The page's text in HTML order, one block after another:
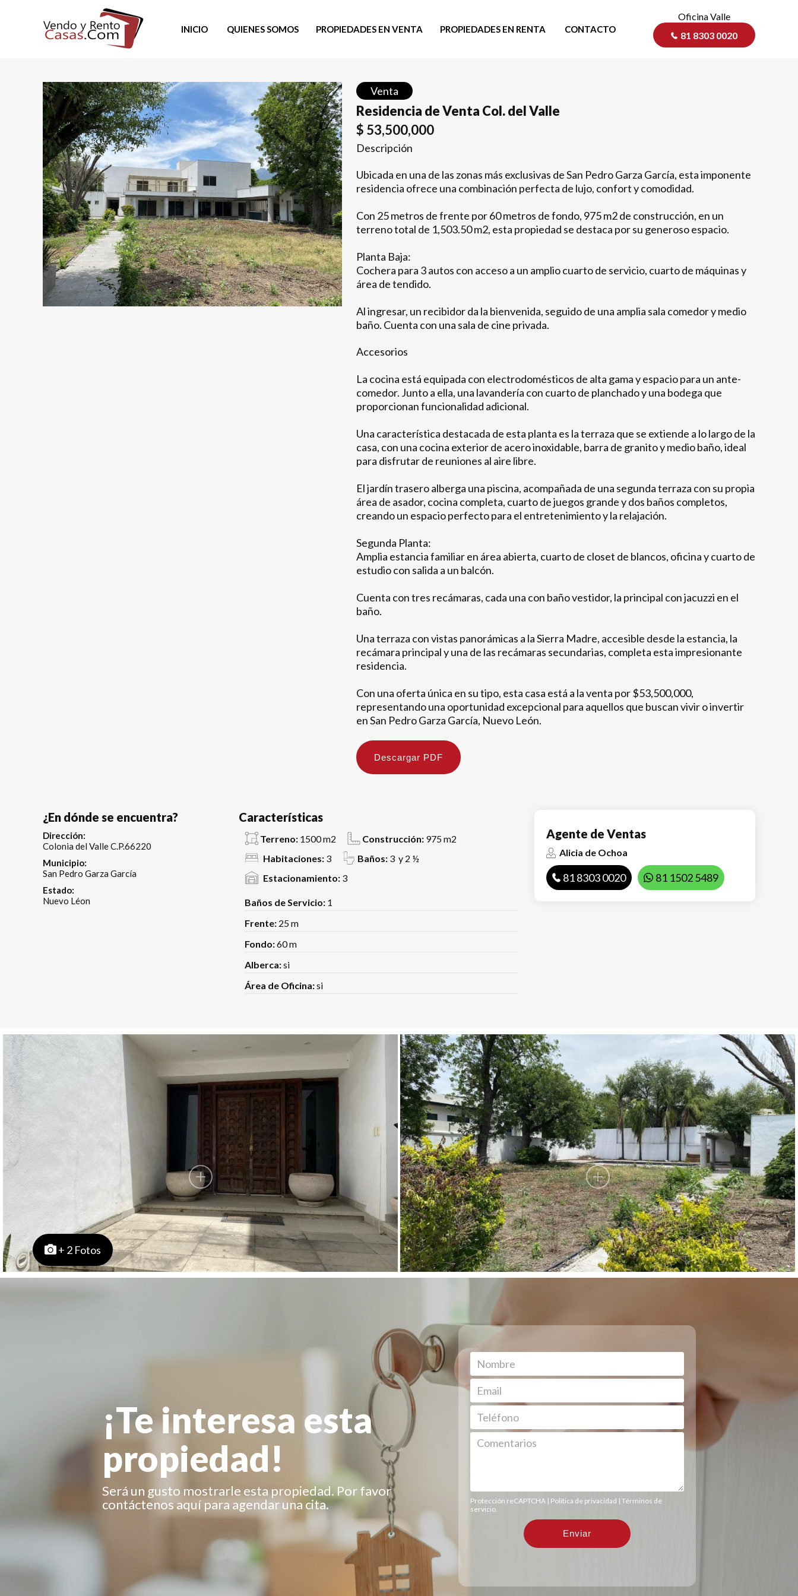
INICIO QUIENES SOMOS PROPIEDADES EN VENTA PROPIEDADES EN RENTA CONTACTO
Oficina Valle
81 8303 0020
Venta
Residencia de Venta Col. del Valle
$ 53,500,000
Descripción
Ubicada en una de las zonas más exclusivas de San Pedro Garza García, esta imponente
residencia ofrece una combinación perfecta de lujo, confort y comodidad.
Con 25 metros de frente por 60 metros de fondo, 975 m2 de construcción, en un
terreno total de 1,503.50 m2, esta propiedad se destaca por su generoso espacio.
Planta Baja:
Cochera para 3 autos con acceso a un amplio cuarto de servicio, cuarto de máquinas y
área de tendido.
Al ingresar, un recibidor da la bienvenida, seguido de una amplia sala comedor y medio
baño. Cuenta con una sala de cine privada.
Accesorios
La cocina está equipada con electrodomésticos de alta gama y espacio para un ante-
comedor. Junto a ella, una lavandería con cuarto de planchado y una bodega que
proporcionan funcionalidad adicional.
Una característica destacada de esta planta es la terraza que se extiende a lo largo de la
casa, con una cocina exterior de acero inoxidable, barra de granito y medio baño, ideal
para disfrutar de reuniones al aire libre.
El jardín trasero alberga una piscina, acompañada de una segunda terraza con su propia
área de asador, cocina completa, cuarto de juegos grande y dos baños completos,
creando un espacio perfecto para el entretenimiento y la relajación.
Segunda Planta:
Amplia estancia familiar en área abierta, cuarto de closet de blancos, oficina y cuarto de
estudio con salida a un balcón.
Cuenta con tres recámaras, cada una con baño vestidor, la principal con jacuzzi en el
baño.
Una terraza con vistas panorámicas a la Sierra Madre, accesible desde la estancia, la
recámara principal y una de las recámaras secundarias, completa esta impresionante
residencia.
Con una oferta única en su tipo, esta casa está a la venta por $53,500,000,
representando una oportunidad excepcional para aquellos que buscan vivir o invertir
en San Pedro Garza García, Nuevo León.
Descargar PDF
¿En dónde se encuentra?
Dirección:
Colonia del Valle C.P.66220
Municipio:
San Pedro Garza García
Estado:
Nuevo Léon
Características
Terreno: 1500 m2 Construcción: 975 m2
Habitaciones: 3 Baños: 3 y 2 ½
Estacionamiento: 3
Baños de Servicio: 1
Frente: 25 m
Fondo:60 m
Alberca:si
Área de Oficina:si
Agente de Ventas
Alicia de Ochoa
81 8303 0020 81 1502 5489
+ 2 Fotos
¡Te interesa esta
propiedad!
Será un gusto mostrarle esta propiedad. Por favor
contáctenos aquí para agendar una cita.
Protección reCAPTCHA | Política de privacidad | Términos de
servicio.